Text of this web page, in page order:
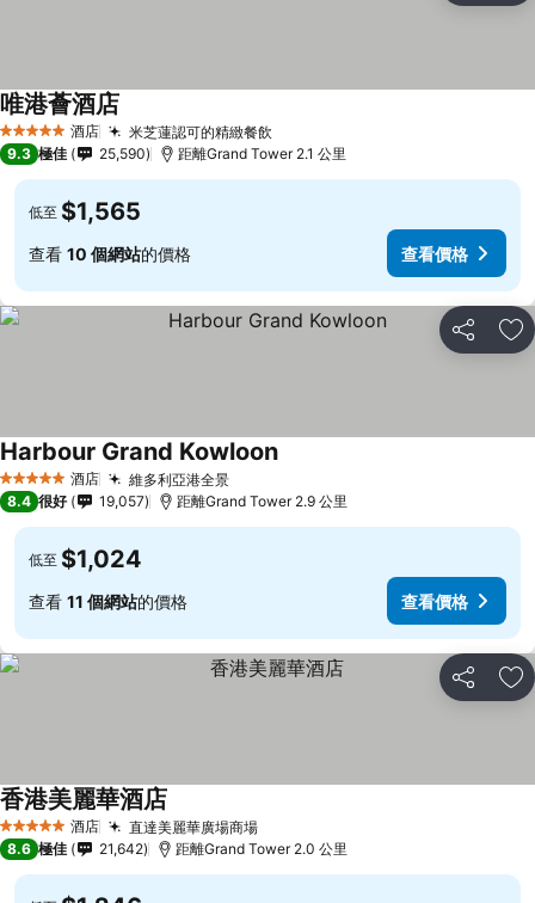
5 星級 酒店 米芝蓮認可的精緻餐飲查看價格
唯港薈酒店
9.3 極佳 25,590 距離Grand Tower 2.1 公里
低至 $1,565
查看 10 個網站的價格 查看價格
分享 放
5 星級 酒店 維多利亞港全景查看價格
Harbour Grand Kowloon查看價格
8.4 很好 19,057 距離Grand Tower 2.9 公里
低至 $1,024
查看 11 個網站的價格 查看價格
分享 放
5 星級 酒店 直達美麗華廣場商場查看價格
香港美麗華酒店
8.6 極佳 21,642 距離Grand Tower 2.0 公里